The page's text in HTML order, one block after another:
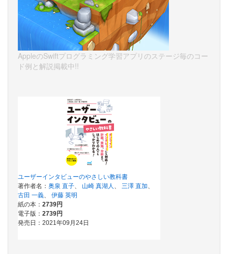
AppleのSwiftプログラミング学習アプリのステージ毎のコー
ド例と解説掲載中!!